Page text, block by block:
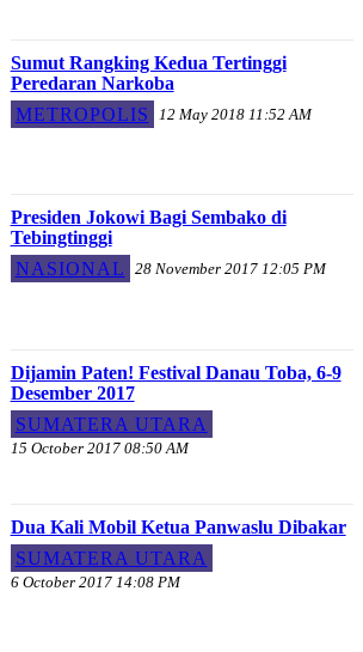
Sumut Rangking Kedua Tertinggi
Peredaran Narkoba
METROPOLIS
12 May 2018 11:52 AM
Presiden Jokowi Bagi Sembako di
Tebingtinggi
NASIONAL
28 November 2017 12:05 PM
Dijamin Paten! Festival Danau Toba, 6-9
Desember 2017
SUMATERA UTARA
15 October 2017 08:50 AM
Dua Kali Mobil Ketua Panwaslu Dibakar
SUMATERA UTARA
6 October 2017 14:08 PM